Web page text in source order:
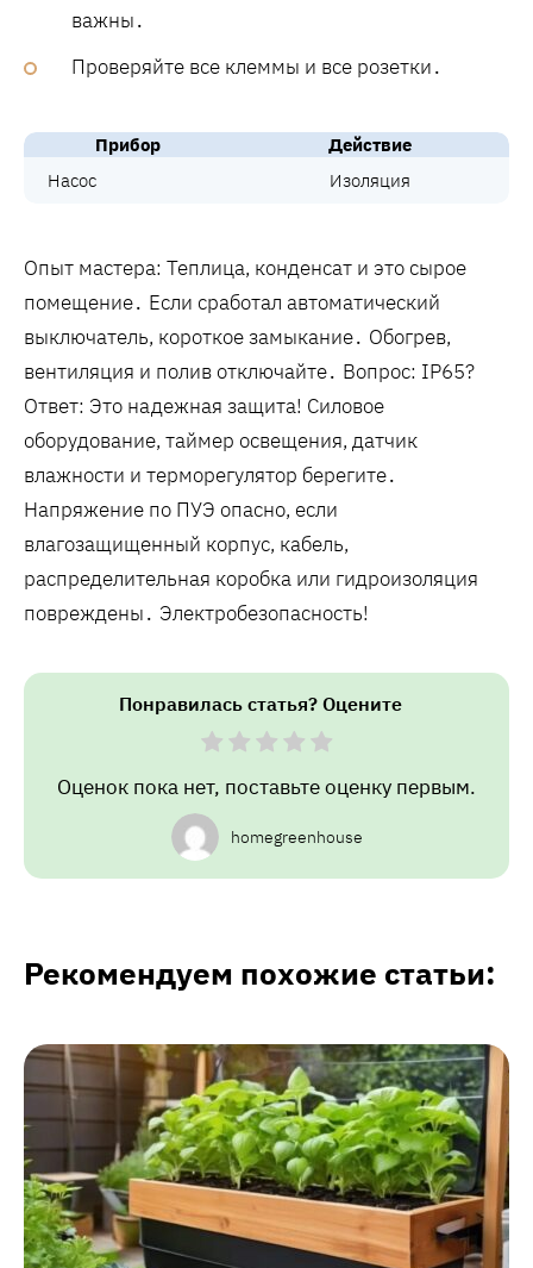
важны․
Проверяйте все клеммы и все розетки․
Прибор
Действие
Насос
Изоляция
Опыт мастера: Теплица, конденсат и это сырое
помещение․ Если сработал автоматический
выключатель, короткое замыкание․ Обогрев,
вентиляция и полив отключайте․ Вопрос: IP65?
Ответ: Это надежная защита! Силовое
оборудование, таймер освещения, датчик
влажности и терморегулятор берегите․
Напряжение по ПУЭ опасно, если
влагозащищенный корпус, кабель,
распределительная коробка или гидроизоляция
повреждены․ Электробезопасность!
Понравилась статья? Оцените
Оценок пока нет, поставьте оценку первым.
homegreenhouse
Рекомендуем похожие статьи: